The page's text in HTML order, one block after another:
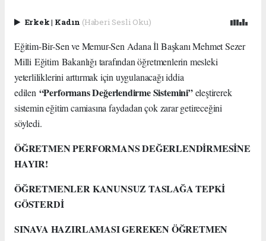
Erkek| Kadın (Haberi Sesli Oku)
Eğitim-Bir-Sen ve Memur-Sen Adana İl Başkanı Mehmet Sezer
Milli Eğitim Bakanlığı tarafından öğretmenlerin mesleki
yeterliliklerini arttırmak için uygulanacağı iddia
edilen “Performans Değerlendirme Sistemini”eleştirerek
sistemin eğitim camiasına faydadan çok zarar getireceğini
söyledi.
ÖĞRETMEN PERFORMANS DEĞERLENDİRMESİNE
HAYIR!
ÖĞRETMENLER KANUNSUZ TASLAĞA TEPKİ
GÖSTERDİ
SINAVA HAZIRLAMASI GEREKEN ÖĞRETMEN